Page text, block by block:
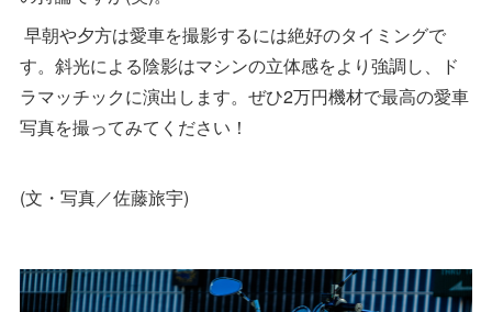
早朝や夕方は愛車を撮影するには絶好のタイミングで
す。斜光による陰影はマシンの立体感をより強調し、ド
ラマッチックに演出します。ぜひ2万円機材で最高の愛車
写真を撮ってみてください！
(文・写真／佐藤旅宇)